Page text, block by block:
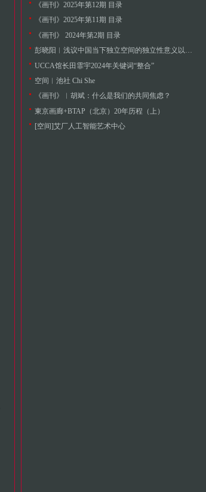
《画刊》2025年第12期 目录
《画刊》2025年第11期 目录
《画刊》 2024年第2期 目录
彭晓阳︱浅议中国当下独立空间的独立性意义以及与空间制度设置的关系
UCCA馆长田霏宇2024年关键词“整合”
空间︱池社 Chi She
《画刊》︱胡斌：什么是我们的共同焦虑？
東京画廊+BTAP（北京）20年历程（上）
[空间]艾厂人工智能艺术中心